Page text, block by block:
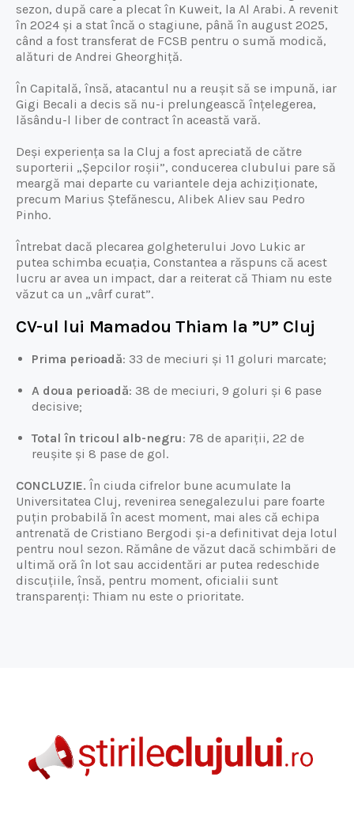
sezon, după care a plecat în Kuweit, la Al Arabi. A revenit
în 2024 și a stat încă o stagiune, până în august 2025,
când a fost transferat de FCSB pentru o sumă modică,
alături de Andrei Gheorghiță.
În Capitală, însă, atacantul nu a reușit să se impună, iar
Gigi Becali a decis să nu-i prelungească înțelegerea,
lăsându-l liber de contract în această vară.
Deși experiența sa la Cluj a fost apreciată de către
suporterii „Șepcilor roșii”, conducerea clubului pare să
meargă mai departe cu variantele deja achiziționate,
precum Marius Ștefănescu, Alibek Aliev sau Pedro
Pinho.
Întrebat dacă plecarea golgheterului Jovo Lukic ar
putea schimba ecuația, Constantea a răspuns că acest
lucru ar avea un impact, dar a reiterat că Thiam nu este
văzut ca un „vârf curat”.
CV-ul lui Mamadou Thiam la ”U” Cluj
Prima perioadă: 33 de meciuri și 11 goluri marcate;
A doua perioadă: 38 de meciuri, 9 goluri și 6 pase
decisive;
Total în tricoul alb-negru: 78 de apariții, 22 de
reușite și 8 pase de gol.
CONCLUZIE. În ciuda cifrelor bune acumulate la
Universitatea Cluj, revenirea senegalezului pare foarte
puțin probabilă în acest moment, mai ales că echipa
antrenată de Cristiano Bergodi și-a definitivat deja lotul
pentru noul sezon. Rămâne de văzut dacă schimbări de
ultimă oră în lot sau accidentări ar putea redeschide
discuțiile, însă, pentru moment, oficialii sunt
transparenți: Thiam nu este o prioritate.